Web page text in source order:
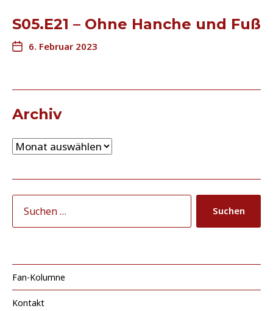
S05.E21 – Ohne Hanche und Fuß
6. Februar 2023
Archiv
Fan-Kolumne
Kontakt